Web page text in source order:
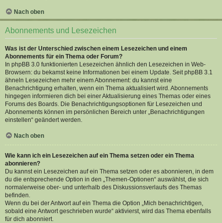
Nach oben
Abonnements und Lesezeichen
Was ist der Unterschied zwischen einem Lesezeichen und einem
Abonnements für ein Thema oder Forum?
In phpBB 3.0 funktionierten Lesezeichen ähnlich den Lesezeichen in Web-
Browsern: du bekamst keine Informationen bei einem Update. Seit phpBB 3.1
ähneln Lesezeichen mehr einem Abonnement: du kannst eine
Benachrichtigung erhalten, wenn ein Thema aktualisiert wird. Abonnements
hingegen informieren dich bei einer Aktualisierung eines Themas oder eines
Forums des Boards. Die Benachrichtigungsoptionen für Lesezeichen und
Abonnements können im persönlichen Bereich unter „Benachrichtigungen
einstellen“ geändert werden.
Nach oben
Wie kann ich ein Lesezeichen auf ein Thema setzen oder ein Thema
abonnieren?
Du kannst ein Lesezeichen auf ein Thema setzen oder es abonnieren, in dem
du die entsprechende Option in den „Themen-Optionen“ auswählst, die sich
normalerweise ober- und unterhalb des Diskussionsverlaufs des Themas
befinden.
Wenn du bei der Antwort auf ein Thema die Option „Mich benachrichtigen,
sobald eine Antwort geschrieben wurde“ aktivierst, wird das Thema ebenfalls
für dich abonniert.